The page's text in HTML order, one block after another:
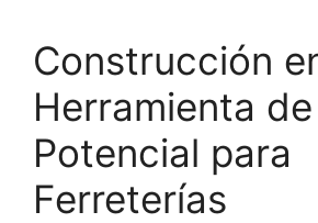
Construcción
Herramienta
Potencial para
Ferreterías